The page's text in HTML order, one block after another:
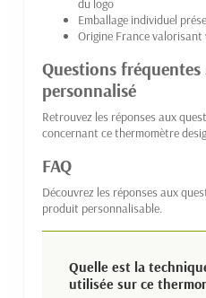
du logo
Emballage individuel
Origine France
Questions
personnalisé
Retrouvez les réponses aux
concernant ce thermomètre
FAQ
Découvrez les réponses aux
produit personnalisable.
Quelle est la
utilisée sur ce